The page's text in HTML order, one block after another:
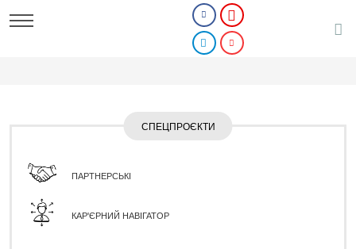
СПЕЦПРОЄКТИ
ПАРТНЕРСЬКІ
КАР'ЄРНИЙ НАВІГАТОР